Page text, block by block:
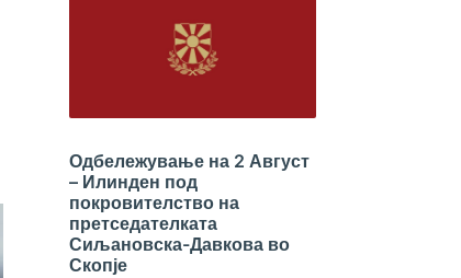
Одбележување на 2 Август
– Илинден под
покровителство на
претседателката
Сиљановска-Давкова во
Скопје